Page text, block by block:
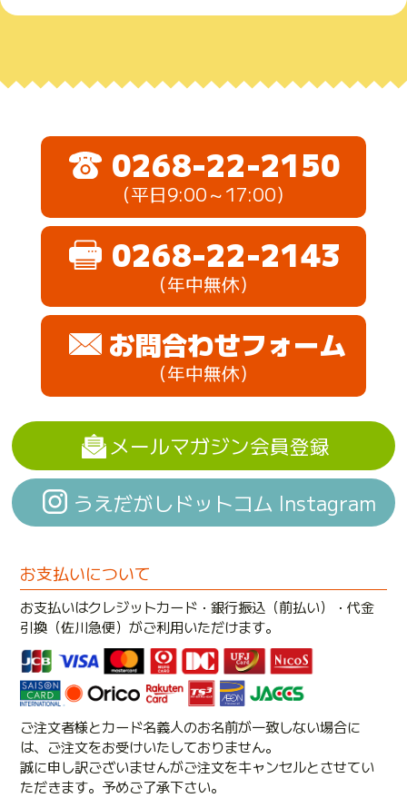
0268-22-2150
（平日9:00～17:00）
0268-22-2143
（年中無休）
お問合わせフォーム
（年中無休）
メールマガジン会員登録
うえだがしドットコム Instagram
お支払いについて
お支払いはクレジットカード・銀行振込（前払い）・代金
引換（佐川急便）がご利用いただけます。
ご注文者様とカード名義人のお名前が一致しない場合に
は、ご注文をお受けいたしておりません。
誠に申し訳ございませんがご注文をキャンセルとさせてい
ただきます。予めご了承下さい。